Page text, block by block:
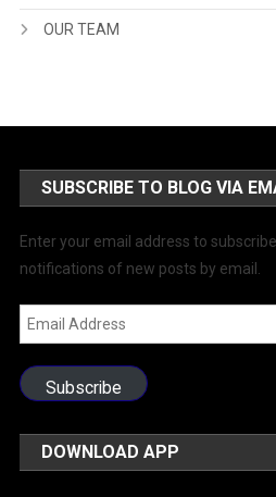
OUR TEAM
SUBSCRIBE TO BLOG VIA
Enter your email address to
notifications of new posts by email.
Email
Address
Subscribe
DOWNLOAD APP